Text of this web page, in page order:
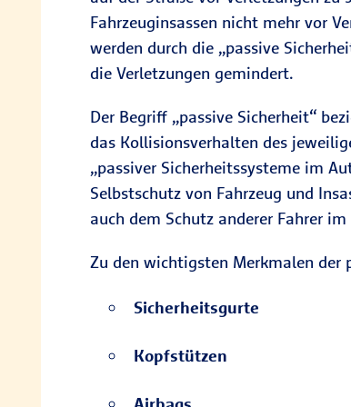
Fahrzeuginsassen nicht mehr vor
werden durch die „passive
die Verletzungen gemindert.
Der Begriff „passive Sicherheit“
das Kollisionsverhalten des
„passiver Sicherheitssysteme im
Selbstschutz von Fahrzeug und
auch dem Schutz anderer Fahrer
Zu den wichtigsten Merkmalen der
Sicherheitsgurte
Kopfstützen